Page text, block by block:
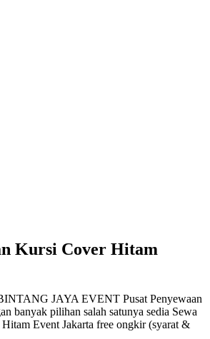
Kursi Cover Hitam
JAYA EVENT Pusat Penyewaan
banyak pilihan salah satunya sedia Sewa
Event Jakarta free ongkir (syarat &